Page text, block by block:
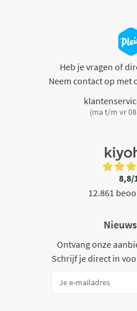
Heb je vragen of
Neem contact op met
(ma t/m vr
8,8/
12.861
Ontvang onze
Schrijf je direct in